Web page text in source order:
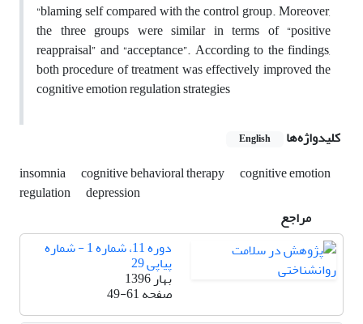
“blaming self compared with the control group. Moreover,
the three groups were similar in terms of “positive
reappraisal” and “acceptance”. According to the findings,
both procedure of treatment was effectively improved the
cognitive emotion regulation strategies
کلیدواژه‌ها
English
insomnia cognitive behavioral therapy
cognitive emotion
regulation
depression
مراجع
دوره 11، شماره 1 - شماره
پیاپی 29
بهار 1396
صفحه49-61